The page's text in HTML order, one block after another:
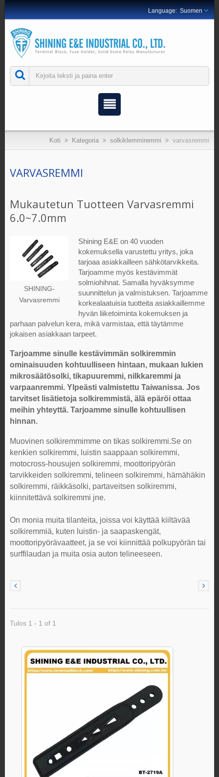
Suomen
Koti Kategoria solkiklemmiremmi varvasremmi
VARVASREMMI
Mukautetun Tuotteen Varvasremmi
6.0~7.0mm
SHINING-
Varvasremmi
Shining E&E on 40 vuoden
kokemuksella varustettu yritys, joka
tarjoaa asiakkailleen sähkötarvikkeita.
Tarjoamme myös kestävimmät
solmiohihnat. Samalla hyväksymme
suunnittelun ja valmistuksen. Tarjoamme
korkealaatuisia tuotteita asiakkaillemme
hyvän liiketoiminta kokemuksen ja
parhaan palvelun kera, mikä varmistaa, että täytämme
jokaisen asiakkaan tarpeet.
Tarjoamme sinulle kestävimmän solkiremmin
ominaisuuden kohtuulliseen hintaan, mukaan lukien
mikrosäätösolki, tikapuuremmi, nilkkaremmi ja
varpaanremmi. Ylpeästi valmistettu Taiwanissa. Jos
tarvitset lisätietoja solkiremmistä, älä epäröi ottaa
meihin yhteyttä. Tarjoamme sinulle kohtuullisen
hinnan.
Muovinen solkiremmimme on tikas solkiremmi.Se on
kenkien solkiremmi, luistin saappaan solkiremmi,
motocross-housujen solkiremmi, moottoripyörän
tarvikkeiden solkiremmi, telineen solkiremmi, hämähäkin
solkiremmi, räikkäsolki, partaveitsen solkiremmi,
kiinnitettävä solkiremmi jne.
On monia muita tilanteita, joissa voi käyttää kiiltävää
solkiremmiä, kuten luistin- ja saapaskengät,
moottoripyörävaatteet, ja se voi kiinnittää polkupyörän tai
surffilaudan ja muita osia auton telineeseen.
Tulos 1 - 1 of 1